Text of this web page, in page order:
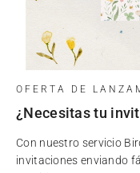
OFERTA DE
¿Necesitas tu
Con nuestro servicio
invitaciones enviando